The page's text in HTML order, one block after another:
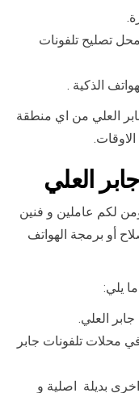
تصليح تلفونات
الذكية .
العلي من اي منطقة
العلي
لكم عاملين و فنين
أو برمجة الهواتف
يلي:
العلي.
في محلات تلفونات جابر
بديلة اصلية و